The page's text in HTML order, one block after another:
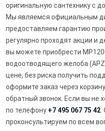
оригинальную сантехнику с
Мы являемся официальным
предоставляем гарантию
регулярно проходят акции и
вы можете приобрести
водоотводящего желоба
цене, без риска получить
оформите заказ через
обратный звонок. Если вы не
по телефону +7 495 067 75 42
проконсультируем по всем